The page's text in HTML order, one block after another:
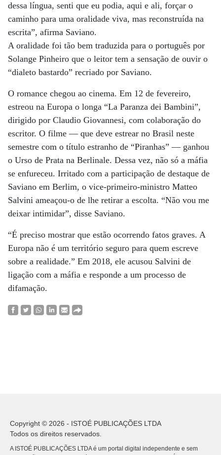
dessa língua, senti que eu podia, aqui e ali, forçar o
caminho para uma oralidade viva, mas reconstruída na
escrita”, afirma Saviano.
A oralidade foi tão bem traduzida para o português por
Solange Pinheiro que o leitor tem a sensação de ouvir o
“dialeto bastardo” recriado por Saviano.
O romance chegou ao cinema. Em 12 de fevereiro,
estreou na Europa o longa “La Paranza dei Bambini”,
dirigido por Claudio Giovannesi, com colaboração do
escritor. O filme — que deve estrear no Brasil neste
semestre com o título estranho de “Piranhas” — ganhou
o Urso de Prata na Berlinale. Dessa vez, não só a máfia
se enfureceu. Irritado com a participação de destaque de
Saviano em Berlim, o vice-primeiro-ministro Matteo
Salvini ameaçou-o de lhe retirar a escolta. “Não vou me
deixar intimidar”, disse Saviano.
“É preciso mostrar que estão ocorrendo fatos graves. A
Europa não é um território seguro para quem escreve
sobre a realidade.” Em 2018, ele acusou Salvini de
ligação com a máfia e responde a um processo de
difamação.
Copyright © 2026 - ISTOÉ PUBLICAÇÕES LTDA
Todos os direitos reservados.
A ISTOÉ PUBLICAÇÕES LTDA é um portal digital independente e sem